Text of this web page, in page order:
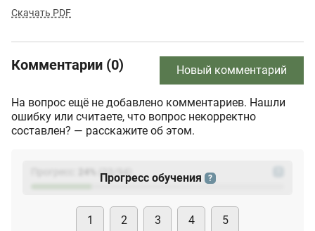
Скачать PDF
Комментарии (0) Новый комментарий
На вопрос ещё не добавлено комментариев. Нашли
ошибку или считаете, что вопрос некорректно
составлен? — расскажите об этом.
(23
Прогресс обучения ?
1 2 3 4 5